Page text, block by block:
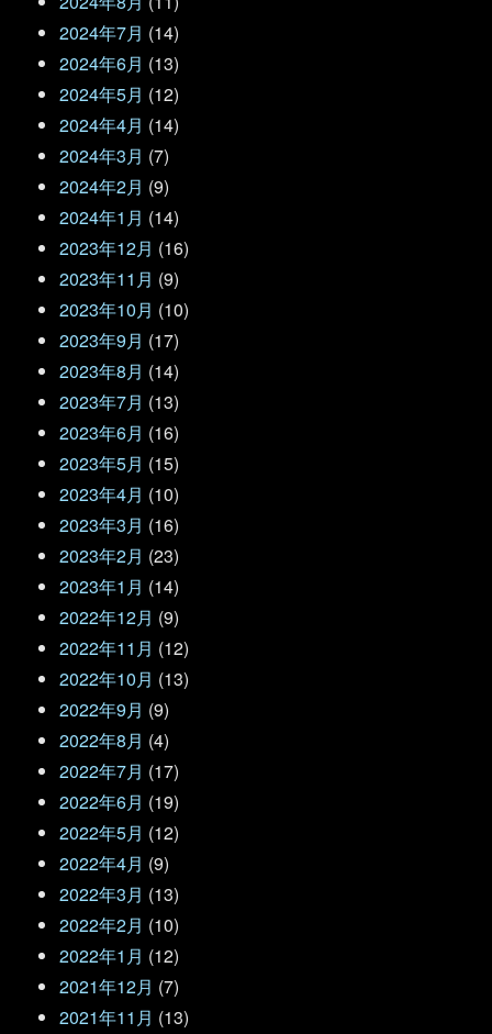
2024年7月 (14)
2024年6月 (13)
2024年5月 (12)
2024年4月 (14)
2024年3月 (7)
2024年2月 (9)
2024年1月 (14)
2023年12月 (16)
2023年11月 (9)
2023年10月 (10)
2023年9月 (17)
2023年8月 (14)
2023年7月 (13)
2023年6月 (16)
2023年5月 (15)
2023年4月 (10)
2023年3月 (16)
2023年2月 (23)
2023年1月 (14)
2022年12月 (9)
2022年11月 (12)
2022年10月 (13)
2022年9月 (9)
2022年8月 (4)
2022年7月 (17)
2022年6月 (19)
2022年5月 (12)
2022年4月 (9)
2022年3月 (13)
2022年2月 (10)
2022年1月 (12)
2021年12月 (7)
2021年11月 (13)